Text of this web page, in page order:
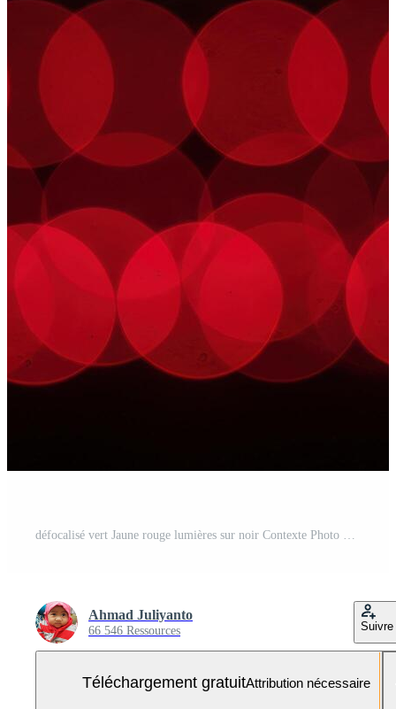
défocalisé vert Jaune rouge lumières sur noir Contexte Photo Gratuite
Ahmad Juliyanto
66 546 Ressources Suivre
Téléchargement gratuitAttribution nécessaire